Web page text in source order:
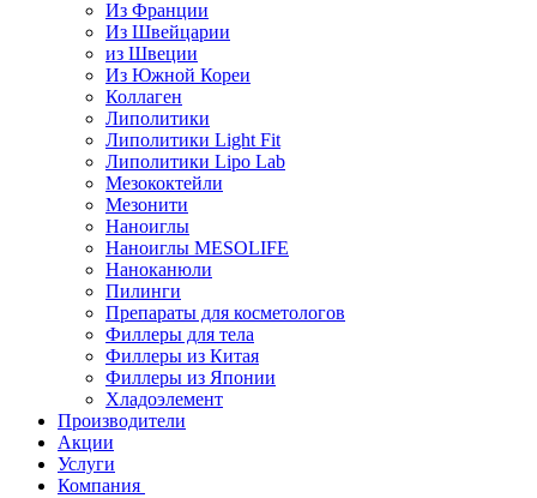
Из Франции
Из Швейцарии
из Швеции
Из Южной Кореи
Коллаген
Липолитики
Липолитики Light Fit
Липолитики Lipo Lab
Мезококтейли
Мезонити
Наноиглы
Наноиглы MESOLIFE
Наноканюли
Пилинги
Препараты для косметологов
Филлеры для тела
Филлеры из Китая
Филлеры из Японии
Хладоэлемент
Производители
Акции
Услуги
Компания